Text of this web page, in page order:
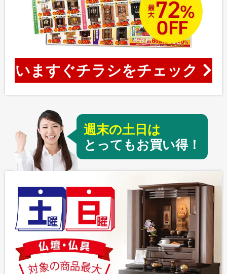
いますぐチラシをチェック
週末の土日は
とってもお買い得！